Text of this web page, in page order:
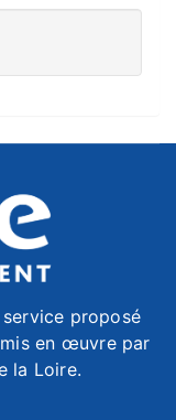
proposé
en œuvre par
la Loire.